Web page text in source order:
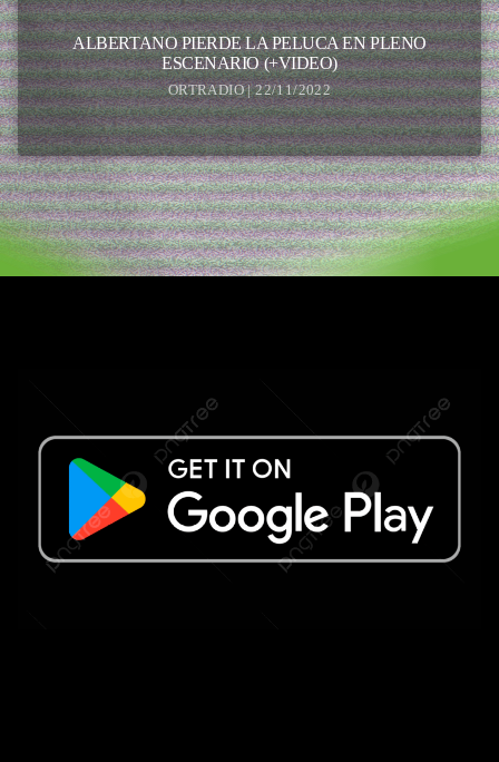
ALBERTANO PIERDE LA PELUCA EN PLENO
ESCENARIO (+VIDEO)
ORTRADIO | 22/11/2022